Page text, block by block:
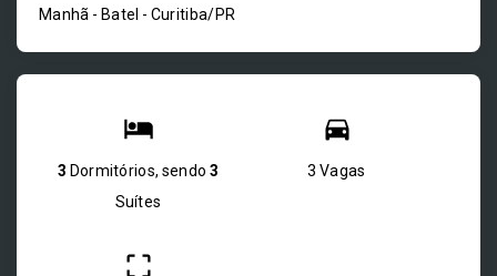
Manhã - Batel - Curitiba/PR
3 Dormitórios, sendo 3
Suítes
3 Vagas